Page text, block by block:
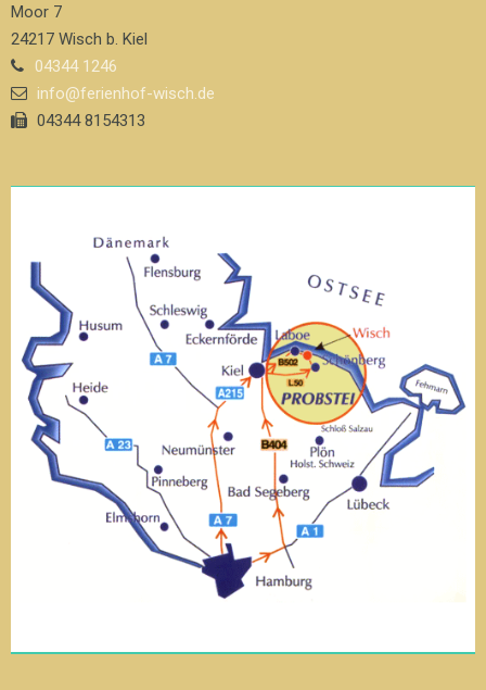
Moor 7
24217 Wisch b. Kiel
04344 1246
info@ferienhof-wisch.de
04344 8154313